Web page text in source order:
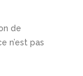
de
n’est pas